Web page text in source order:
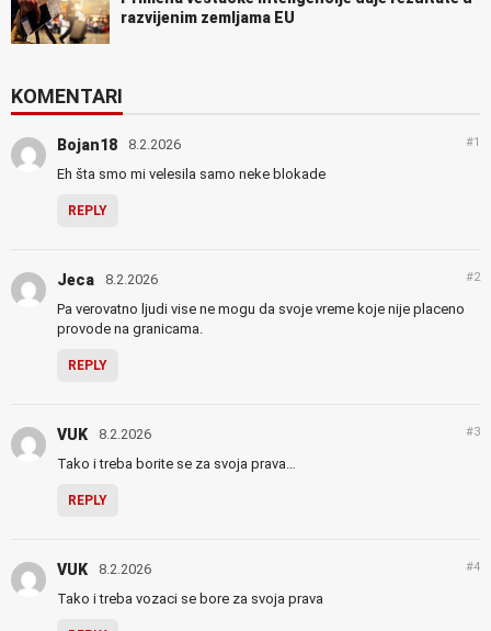
razvijenim zemljama EU
KOMENTARI
Bojan18 8.2.2026 #1
Eh šta smo mi velesila samo neke blokade
REPLY
Jeca 8.2.2026 #2
Pa verovatno ljudi vise ne mogu da svoje vreme koje nije placeno
provode na granicama.
REPLY
VUK 8.2.2026 #3
Tako i treba borite se za svoja prava…
REPLY
VUK 8.2.2026 #4
Tako i treba vozaci se bore za svoja prava